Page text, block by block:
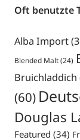
Oft benutzte
Alba Import
Blended Malt(24)
Bruichladdich
(60)
Douglas
Featured (34)